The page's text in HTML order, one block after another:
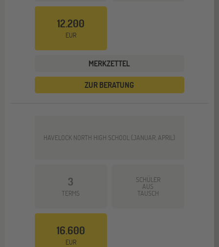
12.200
EUR
MERKZETTEL
ZUR BERATUNG
HAVELOCK NORTH HIGH SCHOOL (JANUAR, APRIL)
3
TERMS
SCHÜLER
AUS
TAUSCH
16.600
EUR